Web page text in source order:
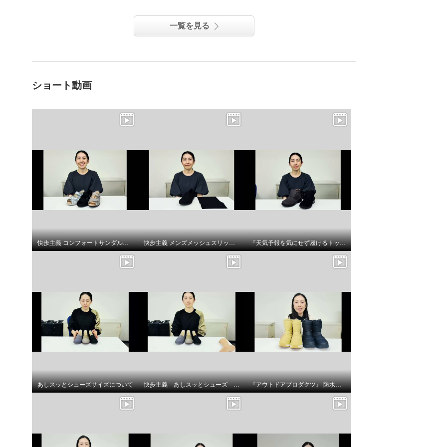
一覧を見る
ショート動画
快歩主義 コンフォートサンダルシューズ商品説明 快歩主義 メンズメッシュスリッポンシューズ商品 説明 『天気予報を気にせず履けるトップドライ』ベルト付きショートブーツの商品紹介とサイズについてです
あしスッとシューズサイズについて 快歩主義 あしスッとシューズ 商品説明 『アウトドアプロダクツ』 防水厚底ウィンターブーツのサイズについてです